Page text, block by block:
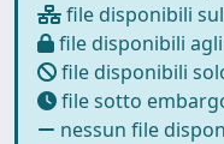
file disponibili
file disponibili
file disponibili
file sotto
nessun file